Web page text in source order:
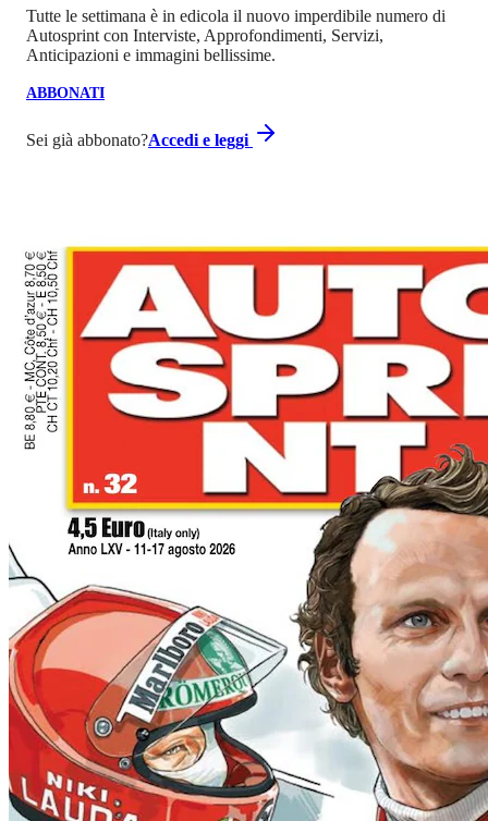
Tutte le settimana è in edicola il nuovo imperdibile numero di
Autosprint con Interviste, Approfondimenti, Servizi,
Anticipazioni e immagini bellissime.
ABBONATI
Sei già abbonato?Accedi e leggi